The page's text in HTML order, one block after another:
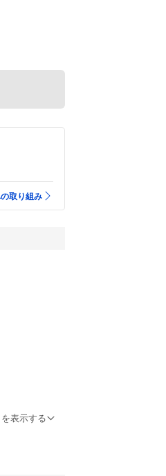
取り組み
表示する